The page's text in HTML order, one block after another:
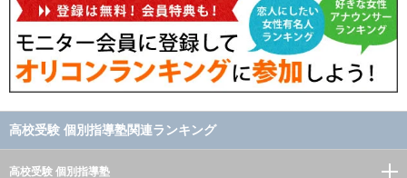
高校受験 個別指導塾関連ランキング
高校受験 個別指導塾